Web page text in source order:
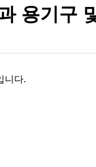
용기구
니다.